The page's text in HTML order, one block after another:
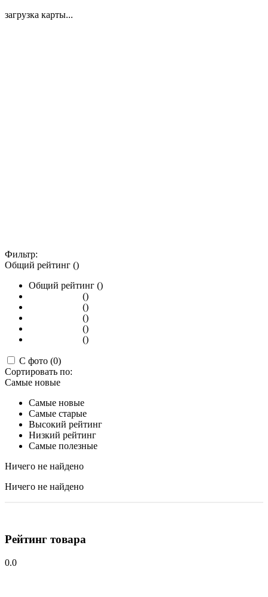
загрузка карты...
Фильтр:
Общий рейтинг ()
Общий рейтинг ()
()
()
()
()
()
С фото (0)
Сортировать по:
Самые новые
Самые новые
Самые старые
Высокий рейтинг
Низкий рейтинг
Самые полезные
Ничего не найдено
Ничего не найдено
Рейтинг товара
0.0